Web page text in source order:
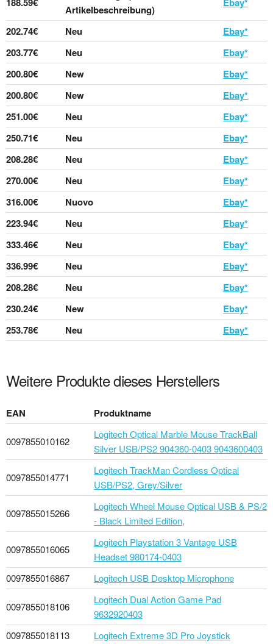
Artikelbeschreibung)
202.74€ Neu
Ebay*
203.77€
Neu
Ebay*
200.80€
New
Ebay*
200.80€
New
Ebay*
251.00€
Neu
Ebay*
250.71€
Neu
Ebay*
208.28€
Neu
Ebay*
270.00€
Neu
Ebay*
316.00€
Nuovo
Ebay*
223.94€
Neu
Ebay*
333.46€
Neu
Ebay*
336.99€
Neu
Ebay*
208.28€
Neu
Ebay*
230.24€
New
Ebay*
253.78€
Neu Ebay*
Weitere Produkte dieses Herstellers
EAN Produktname
0097855010162
Logitech Optical Marble Mouse TrackBall
Silver USB/PS2 904360-0403 9043600403
0097855014771
Logitech TrackMan Cordless Optical
USB/PS2, Grey/Silver
0097855015266
Logitech Wheel Mouse Optical USB & PS/2
- Black Limited Edition,
0097855016065
Logitech Playstation 3 Vantage USB
Headset 980174-0403
0097855016867
Logitech USB Desktop Microphone
0097855018106
Logitech Dual Action Game Pad
9632920403
0097855018113
Logitech Extreme 3D Pro Joystick